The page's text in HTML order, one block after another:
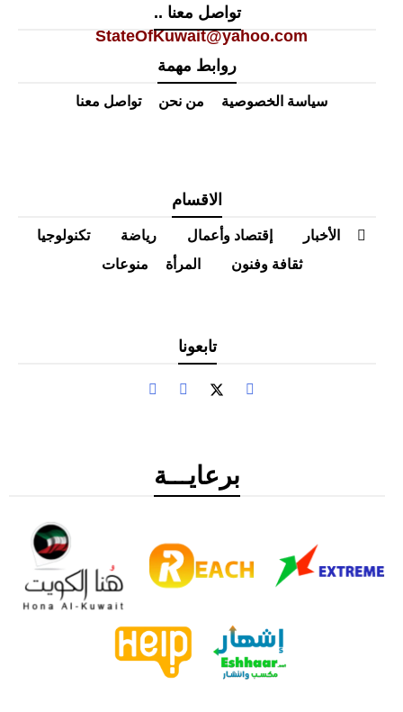
تواصل معنا ..
StateOfKuwait@yahoo.com
روابط مهمة
سياسة الخصوصية من نحن تواصل معنا
الاقسام
الأخبار إقتصاد وأعمال رياضة
تكنولوجيا
ثقافة وفنون
المرأة منوعات
تابعونا
برعايـــة